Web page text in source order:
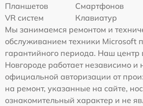
Планшетов
Смартфонов
VR систем
Клавиатур
Мы занимаемся ремонтом и
обслуживанием техники Microsoft
гарантийного периода. Наш
Новгороде работает независимо и
официальной авторизации от
на ремонт, указанные на сайте,
ознакомительный характер и не